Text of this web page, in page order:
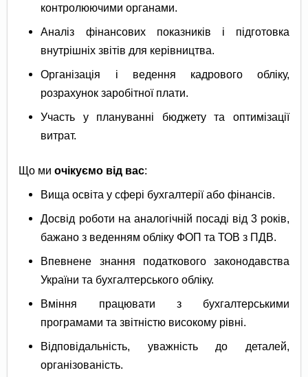
контролюючими органами.
Аналіз фінансових показників і підготовка
внутрішніх звітів для керівництва.
Організація і ведення кадрового обліку,
розрахунок заробітної плати.
Участь у плануванні бюджету та оптимізації
витрат.
Що миочікуємо від вас:
Вища освіта у сфері бухгалтерії або фінансів.
Досвід роботи на аналогічній посаді від 3 років,
бажано з веденням обліку ФОП та ТОВ з ПДВ.
Впевнене знання податкового законодавства
України та бухгалтерського обліку.
Вміння працювати з бухгалтерськими
програмами та звітністю високому рівні.
Відповідальність, уважність до деталей,
організованість.